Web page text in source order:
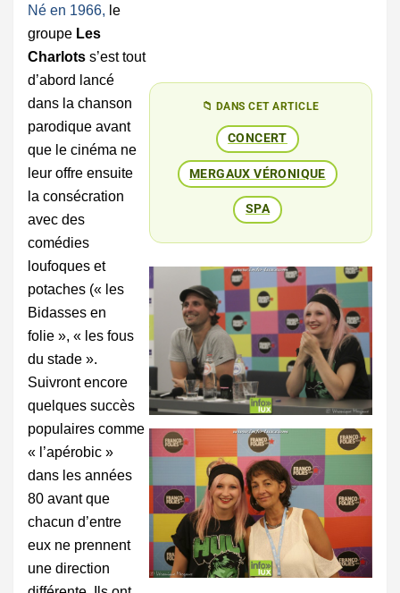
Né en 1966, le
groupe Les
Charlots s’est tout
d’abord lancé
dans la chanson
parodique avant
que le cinéma ne
leur offre ensuite
la consécration
avec des
comédies
loufoques et
potaches (« les
Bidasses en
folie », « les fous
du stade ».
Suivront encore
quelques succès
populaires comme
« l’apérobic »
dans les années
80 avant que
chacun d’entre
eux ne prennent
une direction
📁 DANS CET ARTICLE
CONCERT
MERGAUX VÉRONIQUE
SPA